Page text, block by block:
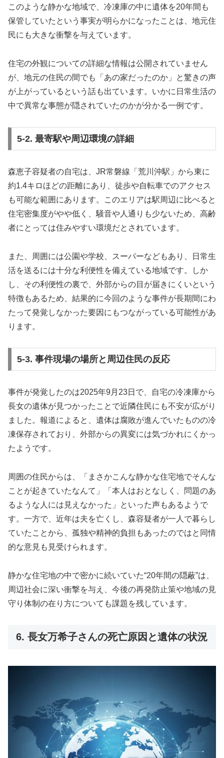
このような静かな地域で、冷凍庫の中に遺体を20年間も
保管していたという事実が明らかになったことは、地元住
民にも大きな衝撃を与えています。
住宅の外観についての詳細な情報は公開されていません
が、地元の住民の間でも「あの家だったのか」と驚きの声
が上がっているという話も出ています。いかに日常生活の
中で異常な事態が隠されていたのかが分かる一例です。
5-2. 最寄駅や周辺環境の詳細
森恵子容疑者の自宅は、JR常磐線「荒川沖駅」から東に
約1.4キロほどの距離にあり、徒歩や自転車でのアクセス
も可能な範囲にあります。このエリアは駅周辺に比べると
住宅密集度がやや低く、騒音や人通りも少ないため、高齢
者にとっては住みやすい環境だとされています。
また、周囲には公園や学校、スーパーなどもあり、日常生
活を送るには十分な利便性を備えている地域です。しか
し、その利便性の裏で、外部からの目が届きにくいという
特徴もあるため、結果的に今回のような事件が長期間にわ
たって発覚しなかった要因にもつながっている可能性があ
ります。
5-3. 事件現場の場所と周辺住民の反応
事件が発覚したのは2025年9月23日で、自宅の冷凍庫から
長女の遺体が見つかったことで近隣住民にも不安が広がり
ました。報道によると、遺体は腐敗が進んでいたものの冷
凍保存されており、外部からの異変には気づかれにくかっ
たようです。
周囲の住民からは、「まさかこんな静かな住宅地でそんな
ことが起きていたなんて」「本人はおとなしく、問題のあ
るような人には見えなかった」といった声もあるようで
す。一方で、近年は夫を亡くし、森容疑者が一人で暮らし
ていたことから、孤独や精神的負担もあったのではと同情
的な意見も見受けられます。
静かな住宅地の中で密かに続いていた“20年間の隠蔽”は、
周辺社会に深い衝撃を与え、今後の再発防止策や地域の見
守り体制の在り方についても課題を残しています。
6. 長女万希子さんの死亡原因と遺体の状況